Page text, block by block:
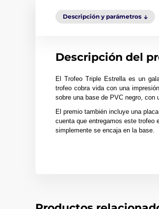
Descripción y parámetros
Descripción del
El Trofeo Triple Estrella es un
trofeo cobra vida con una
sobre una base de PVC negro, con
El premio también incluye una
cuenta que entregamos este trofeo
simplemente se encaja en la base.